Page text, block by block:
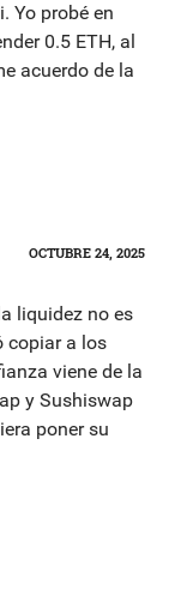
Yo probé en
0.5 ETH, al
acuerdo de la
OCTUBRE 24, 2025
liquidez no es
copiar a los
viene de la
y Sushiswap
poner su